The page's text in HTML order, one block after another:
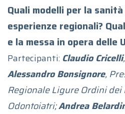
Quali modelli per la
esperienze regionali?
e la messa in opera delle
Partecipanti: Claudio Cricelli
Alessandro Bonsignore,
Regionale Ligure Ordini
Odontoiatri;Andrea